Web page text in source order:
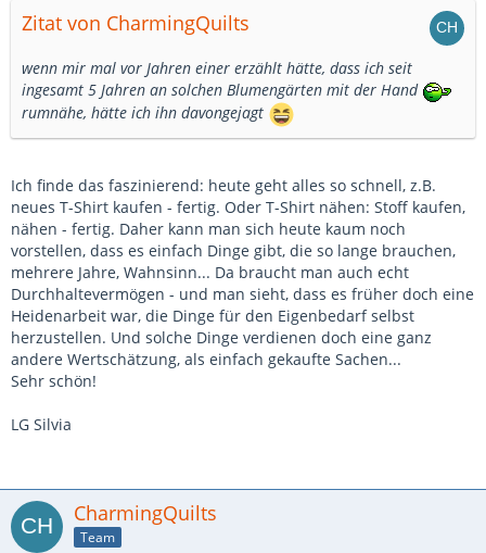
Zitat von CharmingQuilts
wenn mir mal vor Jahren einer erzählt hätte, dass ich seit
ingesamt 5 Jahren an solchen Blumengärten mit der Hand
rumnähe, hätte ich ihn davongejagt
Ich finde das faszinierend: heute geht alles so schnell, z.B.
neues T-Shirt kaufen - fertig. Oder T-Shirt nähen: Stoff kaufen,
nähen - fertig. Daher kann man sich heute kaum noch
vorstellen, dass es einfach Dinge gibt, die so lange brauchen,
mehrere Jahre, Wahnsinn... Da braucht man auch echt
Durchhaltevermögen - und man sieht, dass es früher doch eine
Heidenarbeit war, die Dinge für den Eigenbedarf selbst
herzustellen. Und solche Dinge verdienen doch eine ganz
andere Wertschätzung, als einfach gekaufte Sachen...
Sehr schön!
LG Silvia
CharmingQuilts
Team